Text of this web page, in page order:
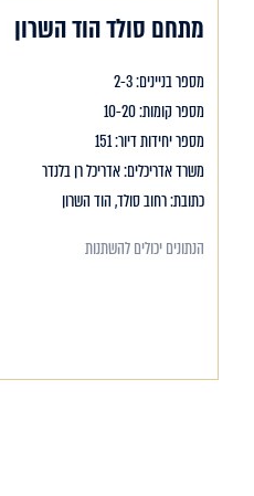
מתחם סולד הוד השרון
מספר בניינים: 2-3
מספר קומות: 10-20
מספר יחידות דיור: 151
משרד אדריכלים: אדריכל רן בלנדר
כתובת: רחוב סולד, הוד השרון
הנתונים יכולים להשתנות